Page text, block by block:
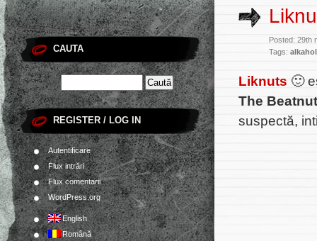
CAUTA
REGISTER / LOG IN
Autentificare
Flux intrări
Flux comentarii
WordPress.org
English
Română
Posted: 29th
Tags:
Liknuts 🙂
The
suspectă,